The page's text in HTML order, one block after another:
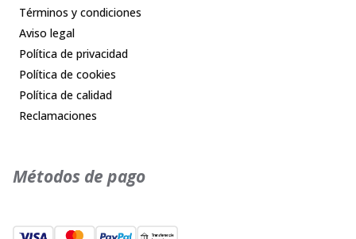
Términos y condiciones
Aviso legal
Política de privacidad
Política de cookies
Política de calidad
Reclamaciones
Métodos de pago